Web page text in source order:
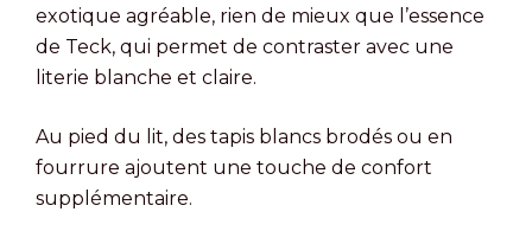
exotique agréable, rien de mieux que l’essence
de Teck, qui permet de contraster avec une
literie blanche et claire.
Au pied du lit, des tapis blancs brodés ou en
fourrure ajoutent une touche de confort
supplémentaire.